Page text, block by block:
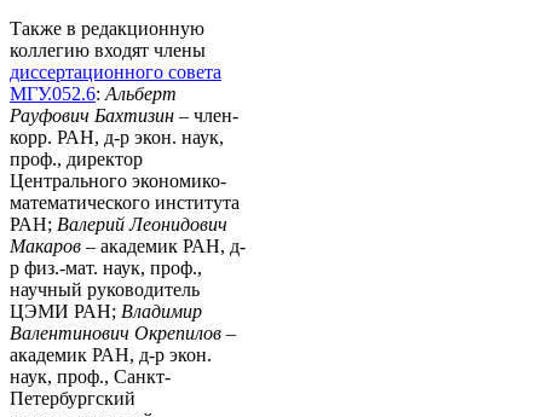
Также в редакционную
коллегию входят члены
диссертационного совета
МГУ.052.6:Альберт
Рауфович Бахтизин – член-
корр. РАН, д-р экон. наук,
проф., директор
Центрального экономико-
математического института
РАН; Валерий Леонидович
Макаров – академик РАН, д-
р физ.-мат. наук, проф.,
научный руководитель
ЦЭМИ РАН; Владимир
Валентинович Окрепилов –
академик РАН, д-р экон.
наук, проф., Санкт-
Петербургский